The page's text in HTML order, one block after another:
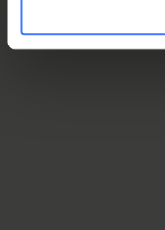
You receive 250